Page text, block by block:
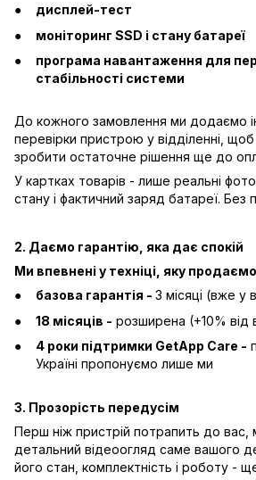
дисплей-тест
моніторинг SSD і стану батареї
програма навантаження для
стабільності системи
До кожного замовлення ми додаємо
перевірки пристрою у відділенні,
зробити остаточне рішення ще до
У картках товарів - лише реальні
стану і фактичний заряд батареї. Без
2. Даємо гарантію, яка дає спокій
Ми впевнені у техніці, яку
базова гарантія - 3 місяці (вже у
18 місяців - розширена (+10% від
4 роки підтримки GetApp Care -
Україні пропонуємо лише ми
3. Прозорість передусім
Перш ніж пристрій потрапить до вас,
детальний відеоогляд саме вашого
його стан, комплектність і роботу -